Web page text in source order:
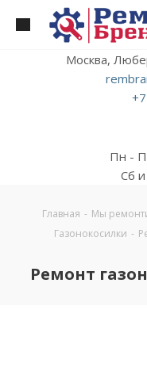
Москва,
Пн -
Сб
Главная - Мы
Газонокосилки -
Ремонт